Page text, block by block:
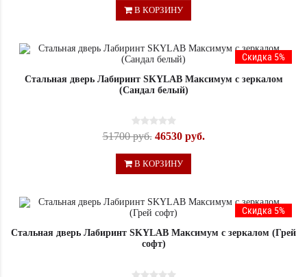
В КОРЗИНУ
Скидка 5%
Стальная дверь Лабиринт SKYLAB Максимум с зеркалом
(Сандал белый)
51700 руб. 46530 руб.
В КОРЗИНУ
Скидка 5%
Стальная дверь Лабиринт SKYLAB Максимум с зеркалом (Грей
софт)